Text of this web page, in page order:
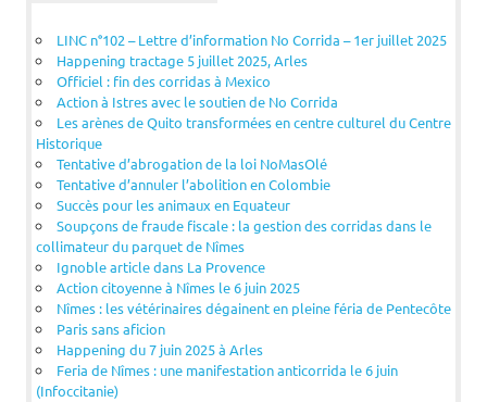
LINC n°102 – Lettre d’information No Corrida – 1er juillet 2025
Happening tractage 5 juillet 2025, Arles
Officiel : fin des corridas à Mexico
Action à Istres avec le soutien de No Corrida
Les arènes de Quito transformées en centre culturel du Centre
Historique
Tentative d’abrogation de la loi NoMasOlé
Tentative d’annuler l’abolition en Colombie
Succès pour les animaux en Equateur
Soupçons de fraude fiscale : la gestion des corridas dans le
collimateur du parquet de Nîmes
Ignoble article dans La Provence
Action citoyenne à Nîmes le 6 juin 2025
Nîmes : les vétérinaires dégainent en pleine féria de Pentecôte
Paris sans aficion
Happening du 7 juin 2025 à Arles
Feria de Nîmes : une manifestation anticorrida le 6 juin
(Infoccitanie)